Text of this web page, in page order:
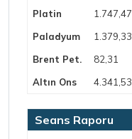
Platin
1.747,47
Paladyum
1.379,33
Brent Pet.
82,31
Altın Ons
4.341,53
Seans Raporu